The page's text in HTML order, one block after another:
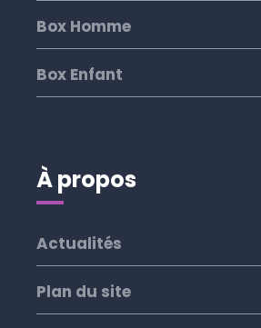
Box Homme
Box Enfant
À propos
Actualités
Plan du site